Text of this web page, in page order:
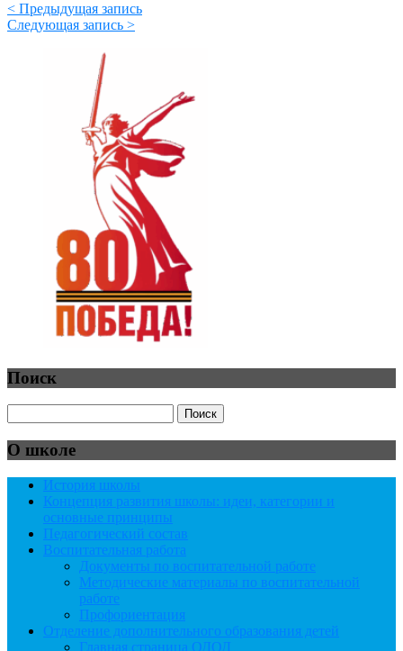
< Предыдущая запись
Следующая запись >
Поиск
О школе
История школы
Концепция развития школы: идеи, категории и
основные принципы
Педагогический состав
Воспитательная работа
Документы по воспитательной работе
Методические материалы по воспитательной
работе
Профориентация
Отделение дополнительного образования детей
Главная страница ОДОД